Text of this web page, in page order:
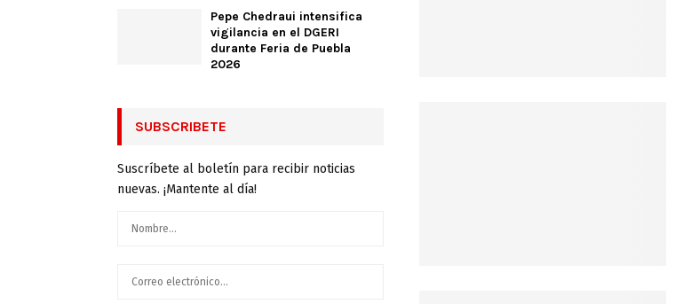
Pepe Chedraui intensifica
vigilancia en el DGERI
durante Feria de Puebla
2026
SUBSCRIBETE
Suscríbete al boletín para recibir noticias
nuevas. ¡Mantente al día!